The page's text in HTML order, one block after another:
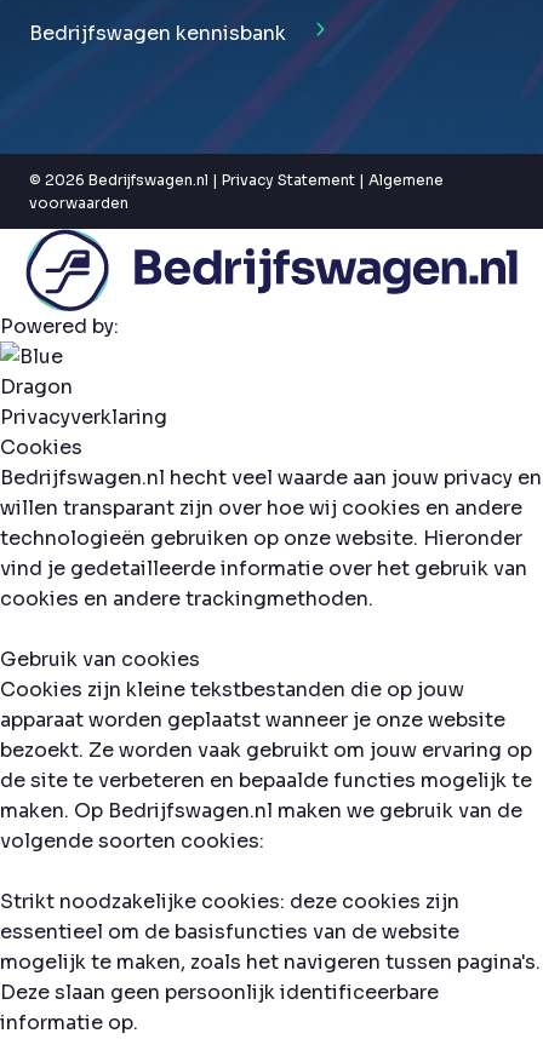
Bedrijfswagen kennisbank
© 2026 Bedrijfswagen.nl | Privacy Statement | Algemene
voorwaarden
Powered by:
Privacyverklaring
Cookies
Bedrijfswagen.nl hecht veel waarde aan jouw privacy en
willen transparant zijn over hoe wij cookies en andere
technologieën gebruiken op onze website. Hieronder
vind je gedetailleerde informatie over het gebruik van
cookies en andere trackingmethoden.
Gebruik van cookies
Cookies zijn kleine tekstbestanden die op jouw
apparaat worden geplaatst wanneer je onze website
bezoekt. Ze worden vaak gebruikt om jouw ervaring op
de site te verbeteren en bepaalde functies mogelijk te
maken. Op Bedrijfswagen.nl maken we gebruik van de
volgende soorten cookies:
Strikt noodzakelijke cookies: deze cookies zijn
essentieel om de basisfuncties van de website
mogelijk te maken, zoals het navigeren tussen pagina's.
Deze slaan geen persoonlijk identificeerbare
informatie op.